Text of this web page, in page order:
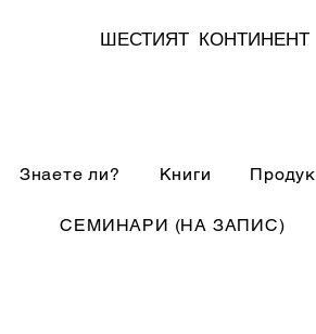
ШЕСТИЯТ КОНТИНЕНТ
Знаете ли? Книги
СЕМИНАРИ (НА ЗАПИС)